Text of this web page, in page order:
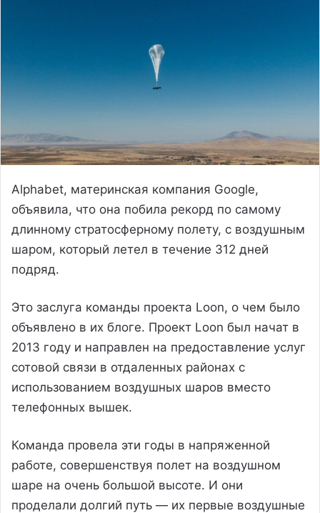
Alphabet, материнская компания Google,
объявила, что она побила рекорд по самому
длинному стратосферному полету, с воздушным
шаром, который летел в течение 312 дней
подряд.
Это заслуга команды проекта Loon, о чем было
объявлено в их блоге. Проект Loon был начат в
2013 году и направлен на предоставление услуг
сотовой связи в отдаленных районах с
использованием воздушных шаров вместо
телефонных вышек.
Команда провела эти годы в напряженной
работе, совершенствуя полет на воздушном
шаре на очень большой высоте. И они
проделали долгий путь — их первые воздушные